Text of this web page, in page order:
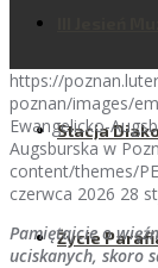
Stacja
Życie
https://
poznan/images/
Ewangelicko-
Augsburska w
content/themes/
czerwca 2026 28
Pamiętajcie o
uciskanych, skoro